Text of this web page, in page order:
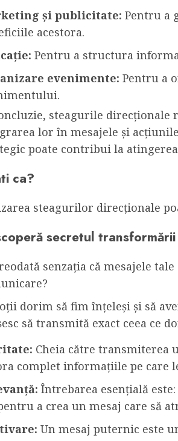
și publicitate: Pentru a
acestora.
Pentru a structura
evenimente: Pentru a
steagurile
lor în mesajele și
poate contribui la
ca?
steagurilor direcționale
secretul
senzația că mesajele
dorim să fim înțeleși și să
să transmită exact ceea ce
Cheia către transmiterea
complet informațiile pe care
Întrebarea esențială
a crea un mesaj care să
Un mesaj puternic este